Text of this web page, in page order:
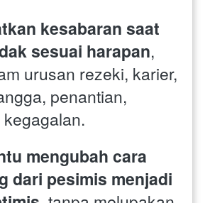
kesabaran saat
sesuai harapan,
urusan rezeki, karier,
penantian,
mengubah cara
dari pesimis menjadi